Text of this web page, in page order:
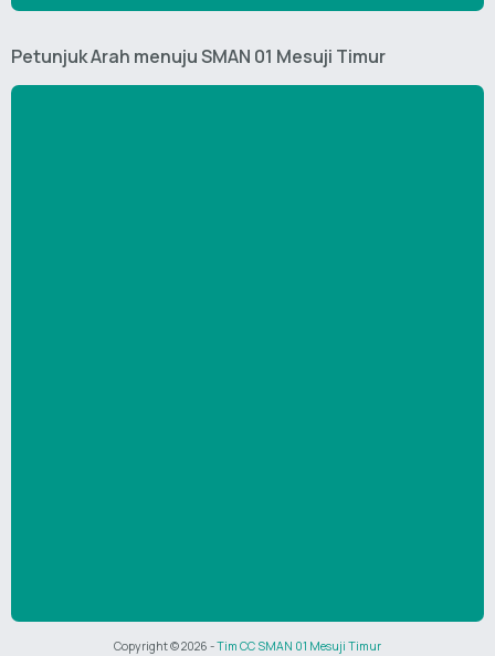
Petunjuk Arah menuju SMAN 01 Mesuji Timur
Copyright ©2026 -Tim CC SMAN 01 Mesuji Timur